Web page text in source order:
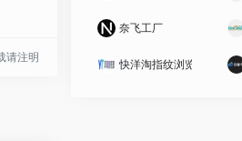
请注明
奈飞工厂
快洋淘指纹浏览器